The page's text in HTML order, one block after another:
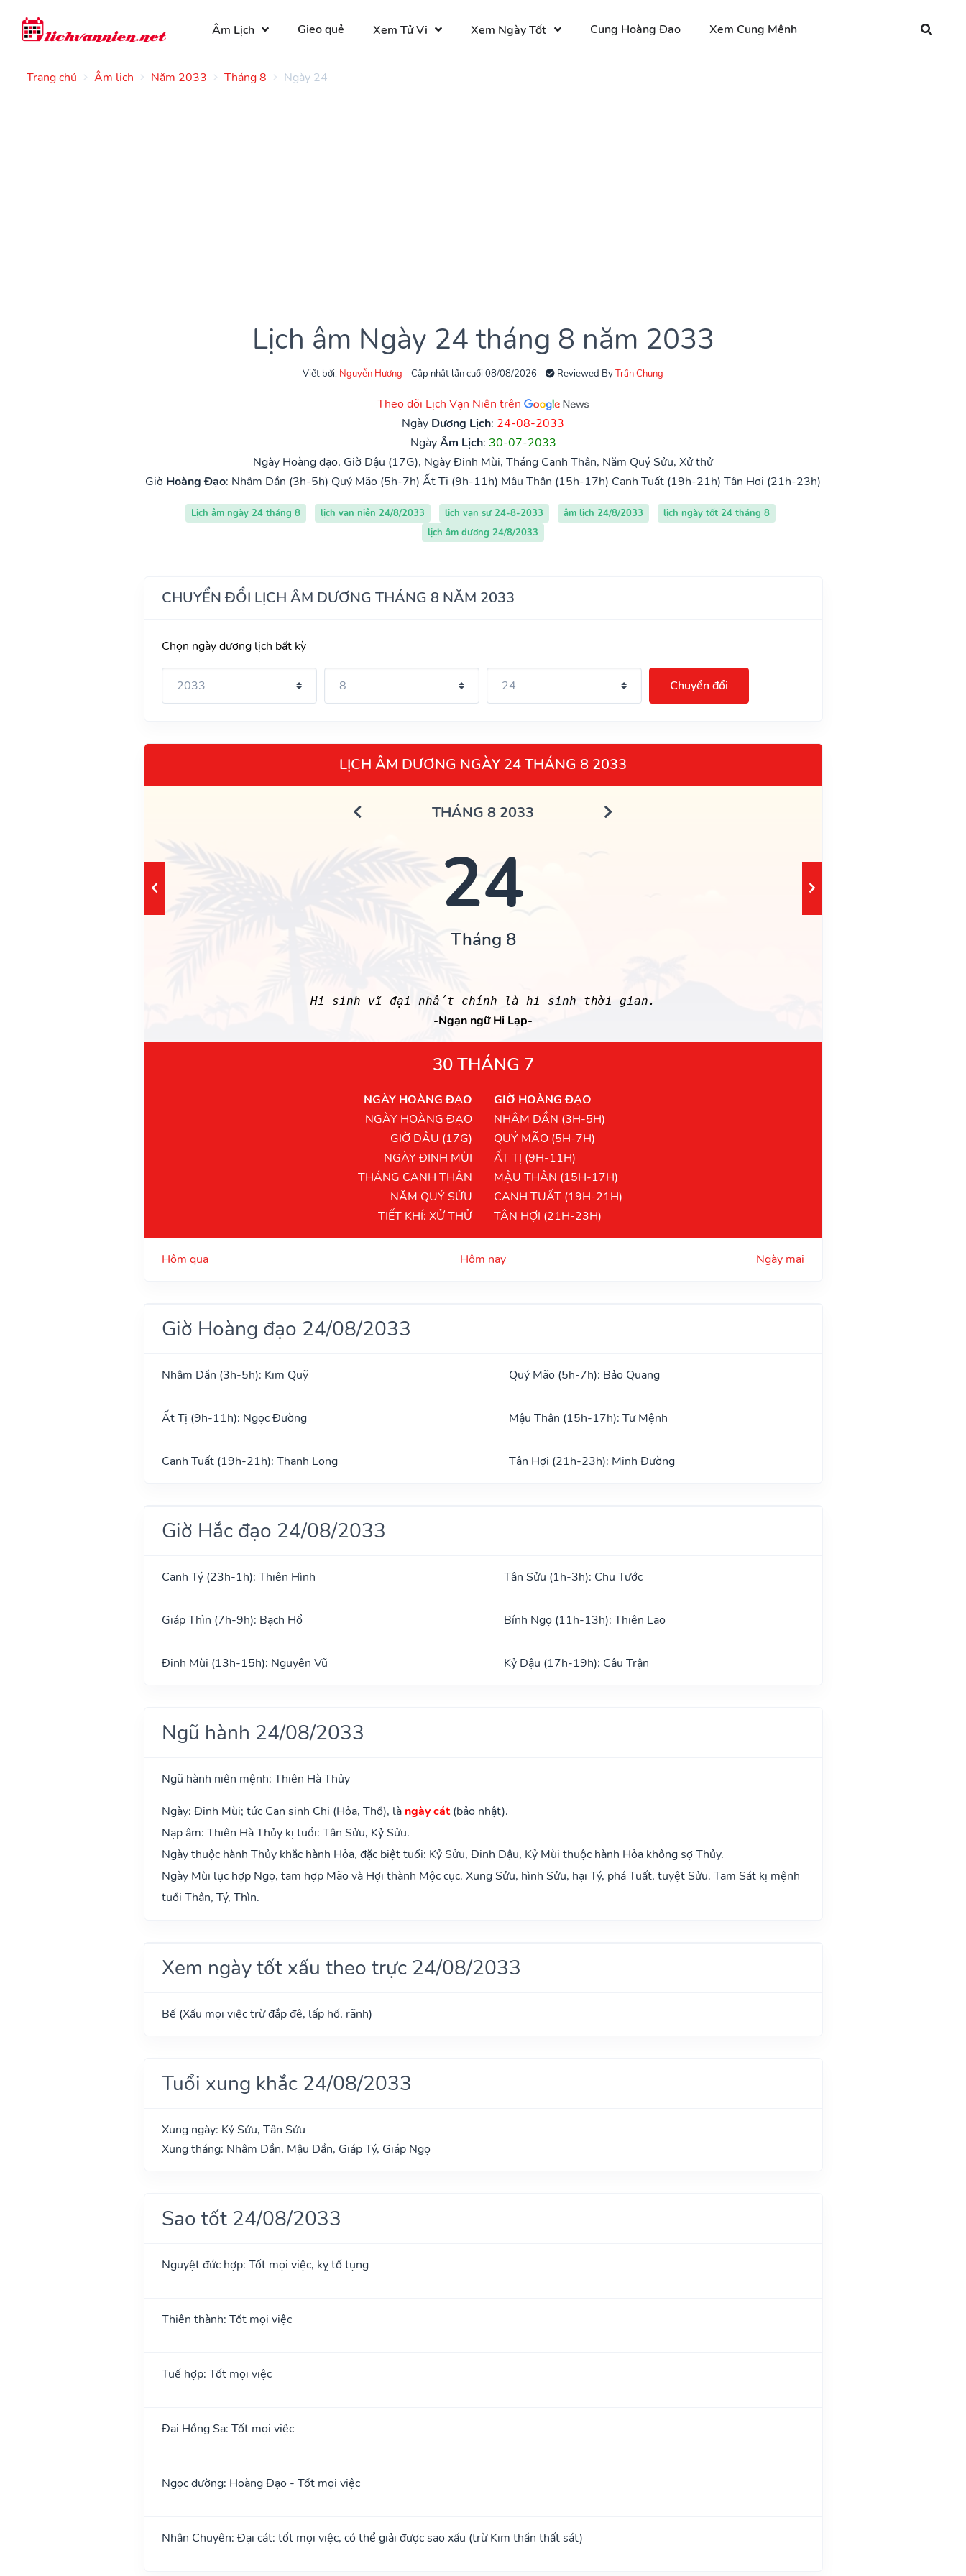
Âm Lịch Gieo quẻ Xem Tử Vi Xem Ngày Tốt Cung Hoàng Đạo Xem Cung Mệnh
Trang chủ Âm lịch Năm 2033 Tháng 8 Ngày 24
Lịch âm Ngày 24 tháng 8 năm 2033
Viết bởi: Nguyễn Hương Cập nhật lần cuối 08/08/2026 Reviewed ByTrần Chung
Theo dõi Lịch Vạn Niên trên
Ngày Dương Lịch: 24-08-2033
NgàyÂm Lịch: 30-07-2033
Ngày Hoàng đạo, Giờ Dậu (17G), Ngày Đinh Mùi, Tháng Canh Thân, Năm Quý Sửu, Xử thử
Giờ Hoàng Đạo: Nhâm Dần (3h-5h) Quý Mão (5h-7h) Ất Tị (9h-11h) Mậu Thân (15h-17h) Canh Tuất (19h-21h) Tân Hợi (21h-23h)
Lịch âm ngày 24 tháng 8 lịch vạn niên 24/8/2033 lịch vạn sự 24-8-2033 âm lịch 24/8/2033
lịch ngày tốt 24 tháng 8
lịch âm dương 24/8/2033
CHUYỂN ĐỔI LỊCH ÂM DƯƠNG THÁNG 8 NĂM 2033
Chọn ngày dương lịch bất kỳ
Chuyển đổi
LỊCH ÂM DƯƠNG NGÀY 24 THÁNG 8 2033
THÁNG 8 2033
24
Tháng 8
Hi sinh vĩ đại nhất chính là hi sinh thời gian.
-Ngạn ngữ Hi Lạp-
30 THÁNG 7
NGÀY HOÀNG ĐẠO
NGÀY HOÀNG ĐẠO
GIỜ DẬU (17G)
NGÀY ĐINH MÙI
THÁNG CANH THÂN
NĂM QUÝ SỬU
TIẾT KHÍ: XỬ THỬ
GIỜ HOÀNG ĐẠO
NHÂM DẦN (3H-5H)
QUÝ MÃO (5H-7H)
ẤT TỊ (9H-11H)
MẬU THÂN (15H-17H)
CANH TUẤT (19H-21H)
TÂN HỢI (21H-23H)
Hôm qua Hôm nay Ngày mai
Giờ Hoàng đạo 24/08/2033
Nhâm Dần (3h-5h): Kim Quỹ Quý Mão (5h-7h): Bảo Quang
Ất Tị (9h-11h): Ngọc Đường Mậu Thân (15h-17h): Tư Mệnh
Canh Tuất (19h-21h): Thanh Long Tân Hợi (21h-23h): Minh Đường
Giờ Hắc đạo 24/08/2033
Canh Tý (23h-1h): Thiên Hình Tân Sửu (1h-3h): Chu Tước
Giáp Thìn (7h-9h): Bạch Hổ Bính Ngọ (11h-13h): Thiên Lao
Đinh Mùi (13h-15h): Nguyên Vũ Kỷ Dậu (17h-19h): Câu Trận
Ngũ hành 24/08/2033
Ngũ hành niên mệnh: Thiên Hà Thủy
Ngày: Đinh Mùi; tức Can sinh Chi (Hỏa, Thổ), là ngày cát(bảo nhật).
Nạp âm: Thiên Hà Thủy kị tuổi: Tân Sửu, Kỷ Sửu.
Ngày thuộc hành Thủy khắc hành Hỏa, đặc biệt tuổi: Kỷ Sửu, Đinh Dậu, Kỷ Mùi thuộc hành Hỏa không sợ Thủy.
Ngày Mùi lục hợp Ngọ, tam hợp Mão và Hợi thành Mộc cục. Xung Sửu, hình Sửu, hại Tý, phá Tuất, tuyệt Sửu. Tam Sát kị mệnh
tuổi Thân, Tý, Thìn.
Xem ngày tốt xấu theo trực 24/08/2033
Bế (Xấu mọi việc trừ đắp đê, lấp hố, rãnh)
Tuổi xung khắc 24/08/2033
Xung ngày: Kỷ Sửu, Tân Sửu
Xung tháng: Nhâm Dần, Mậu Dần, Giáp Tý, Giáp Ngọ
Sao tốt 24/08/2033
Nguyệt đức hợp: Tốt mọi việc, kỵ tố tụng
Thiên thành: Tốt mọi việc
Tuế hợp: Tốt mọi việc
Đại Hồng Sa: Tốt mọi việc
Ngọc đường: Hoàng Đạo - Tốt mọi việc
Nhân Chuyên: Đại cát: tốt mọi việc, có thể giải được sao xấu (trừ Kim thần thất sát)